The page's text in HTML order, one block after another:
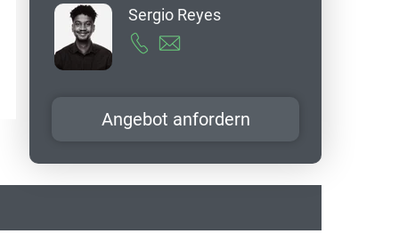
Sergio Reyes
Angebot anfordern